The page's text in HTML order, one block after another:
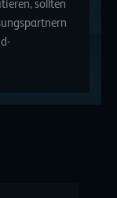
sollten